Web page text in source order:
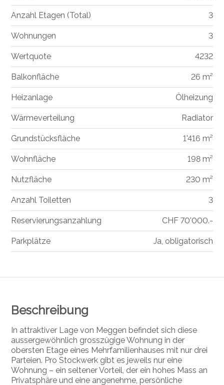
Beschreibung
In attraktiver Lage von Meggen befindet sich diese
aussergewöhnlich grosszügige Wohnung in der
obersten Etage eines Mehrfamilienhauses mit nur drei
Parteien. Pro Stockwerk gibt es jeweils nur eine
Wohnung – ein seltener Vorteil, der ein hohes Mass an
Privatsphäre und eine angenehme, persönliche
Anzahl Etagen (Total) 3
Wohnungen 3
Wertquote 4232
Balkonfläche 26 m²
Heizanlage Ölheizung
Wärmeverteilung Radiator
Grundstücksfläche 1'416 m²
Wohnfläche 198 m²
Nutzfläche 230 m²
Anzahl Toiletten 3
Reservierungsanzahlung CHF 70'000.-
Parkplätze Ja, obligatorisch